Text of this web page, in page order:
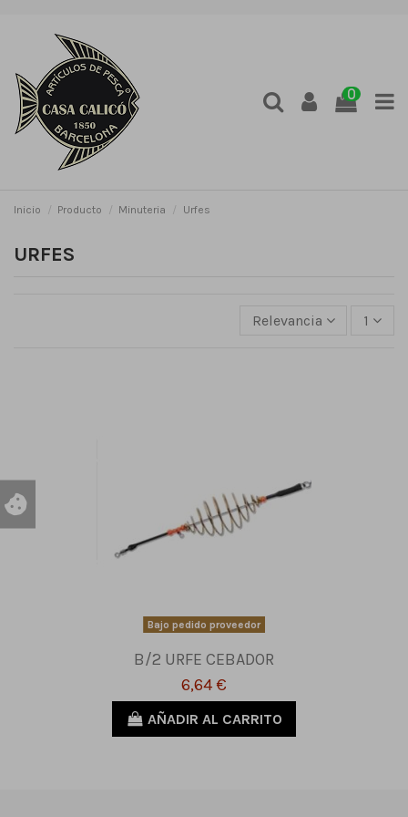
0
Inicio Producto Minuteria Urfes
URFES
Relevancia 1
Bajo pedido proveedor
B/2 URFE CEBADOR
6,64 €
AÑADIR AL CARRITO